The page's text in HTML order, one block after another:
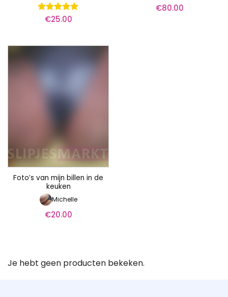
Waardering
€25.00
€80.00
Foto’s van mijn billen in de
keuken
Michelle
€20.00
Je hebt geen producten bekeken.